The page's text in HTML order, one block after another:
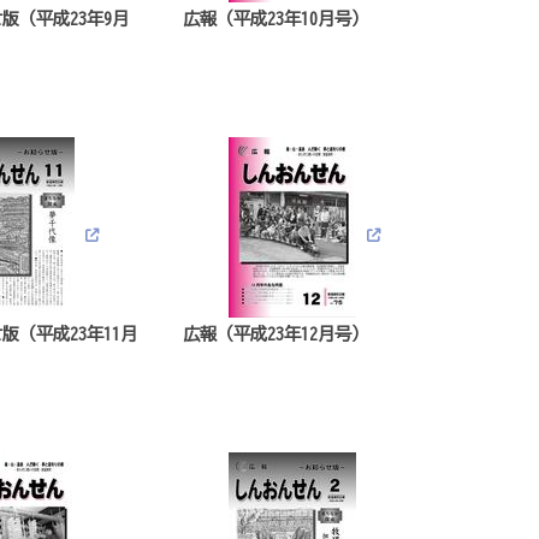
（平成23年9月 広報（平成23年10月号）
（平成23年11月 広報（平成23年12月号）